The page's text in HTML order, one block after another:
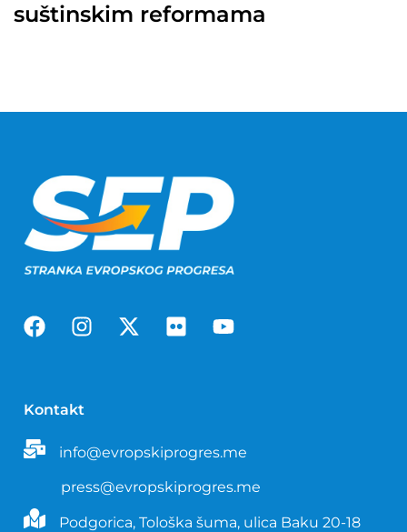
suštinskim reformama
Kontakt
info@evropskiprogres.me
press@evropskiprogres.me
Podgorica, Tološka šuma, ulica Baku 20-18